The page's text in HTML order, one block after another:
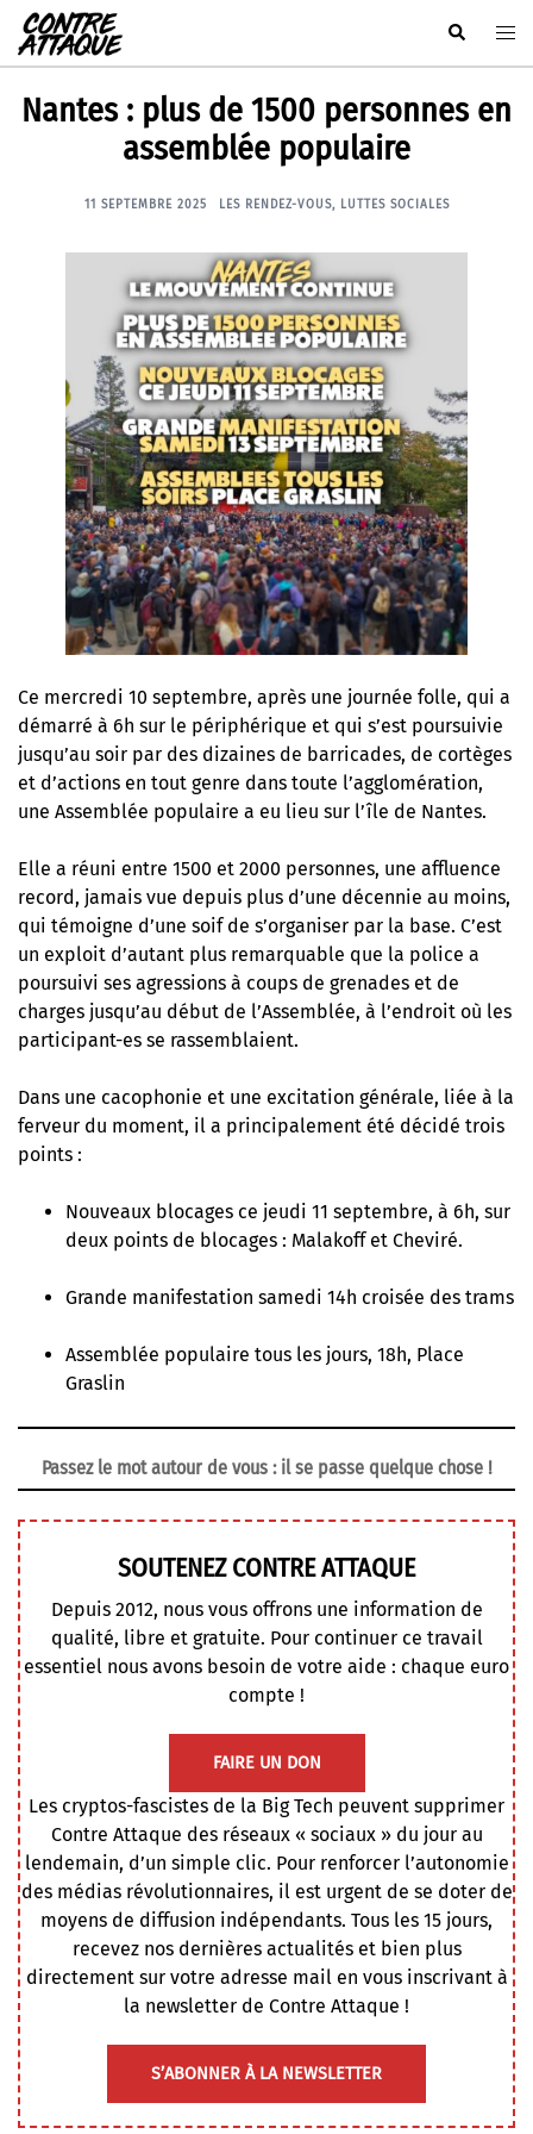
Aller
au
contenu
Rechercher
Nantes : plus de 1500 personnes en
assemblée populaire
11 SEPTEMBRE 2025 LES RENDEZ-VOUS, LUTTES SOCIALES
Ce mercredi 10 septembre, après une journée folle, qui a
démarré à 6h sur le périphérique et qui s’est poursuivie
jusqu’au soir par des dizaines de barricades, de cortèges
et d’actions en tout genre dans toute l’agglomération,
une Assemblée populaire a eu lieu sur l’île de Nantes.
Elle a réuni entre 1500 et 2000 personnes, une affluence
record, jamais vue depuis plus d’une décennie au moins,
qui témoigne d’une soif de s’organiser par la base. C’est
un exploit d’autant plus remarquable que la police a
poursuivi ses agressions à coups de grenades et de
charges jusqu’au début de l’Assemblée, à l’endroit où les
participant-es se rassemblaient.
Dans une cacophonie et une excitation générale, liée à la
ferveur du moment, il a principalement été décidé trois
points :
Nouveaux blocages ce jeudi 11 septembre, à 6h, sur
deux points de blocages : Malakoff et Cheviré.
Grande manifestation samedi 14h croisée des trams
Assemblée populaire tous les jours, 18h, Place
Graslin
Passez le mot autour de vous : il se passe quelque chose !
SOUTENEZ CONTRE ATTAQUE
Depuis 2012, nous vous offrons une information de
qualité, libre et gratuite. Pour continuer ce travail
essentiel nous avons besoin de votre aide : chaque euro
compte !
FAIRE UN DON
Les cryptos-fascistes de la Big Tech peuvent supprimer
Contre Attaque des réseaux « sociaux » du jour au
lendemain, d’un simple clic. Pour renforcer l’autonomie
des médias révolutionnaires, il est urgent de se doter de
moyens de diffusion indépendants. Tous les 15 jours,
recevez nos dernières actualités et bien plus
directement sur votre adresse mail en vous inscrivant à
la newsletter de Contre Attaque !
S’ABONNER À LA NEWSLETTER